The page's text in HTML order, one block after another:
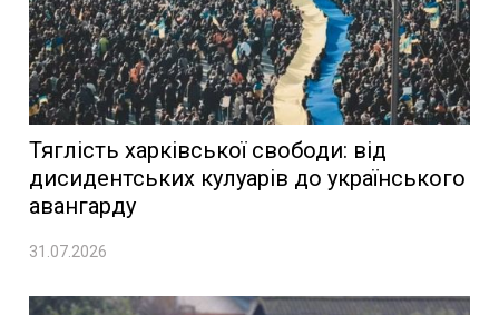
Тяглість харківської свободи: від
дисидентських кулуарів до українського
авангарду
31.07.2026